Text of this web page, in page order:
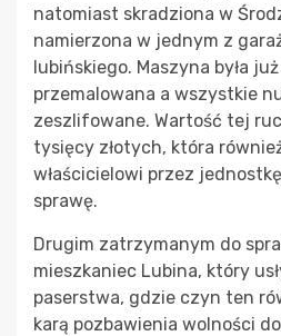
natomiast skradziona w
namierzona w jednym z
lubińskiego. Maszyna była
przemalowana a wszystkie
zeszlifowane. Wartość tej
tysięcy złotych, która
właścicielowi przez
sprawę.
Drugim zatrzymanym do
mieszkaniec Lubina, który
paserstwa, gdzie czyn ten
karą pozbawienia wolności